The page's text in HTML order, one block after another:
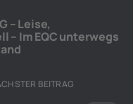
– Leise,
– Im EQC unterwegs
BEITRAG